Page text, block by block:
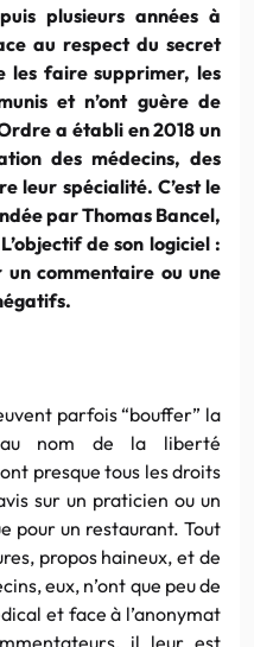
plusieurs années à
au respect du secret
les faire supprimer, les
et n’ont guère de
a établi en 2018 un
des médecins, des
leur spécialité. C’est le
par Thomas Bancel,
de son logiciel :
commentaire ou une
parfois “bouffer” la
nom de la liberté
presque tous les droits
sur un praticien ou un
pour un restaurant. Tout
propos haineux, et de
eux, n’ont que peu de
et face à l’anonymat
il leur est